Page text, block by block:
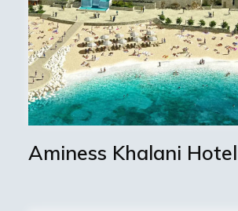
Aminess Khalani Hotel